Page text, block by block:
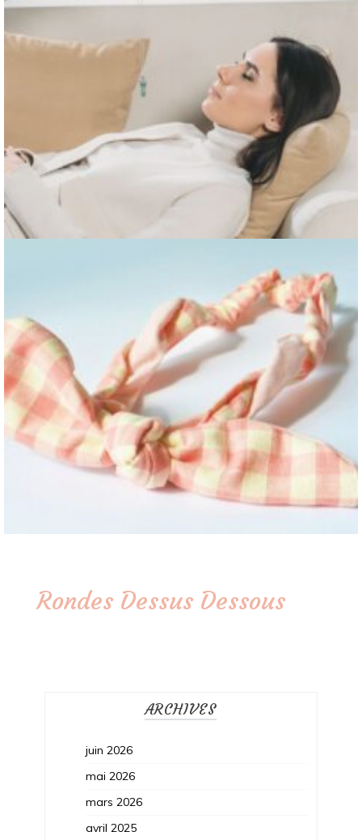
Rondes Dessus Dessous
ARCHIVES
juin 2026
mai 2026
mars 2026
avril 2025